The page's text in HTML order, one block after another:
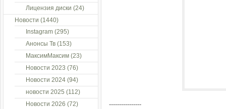
----------------
Лицензия диски (24)
Новости (1440)
Instagram (295)
Анонсы Тв (153)
МаксимМаксим (23)
Новости 2023 (76)
Новости 2024 (94)
новости 2025 (112)
Новости 2026 (72)